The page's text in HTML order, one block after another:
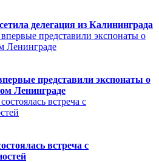
делегация из Калининграда
представили экспонаты о
Ленинграде
встреча с